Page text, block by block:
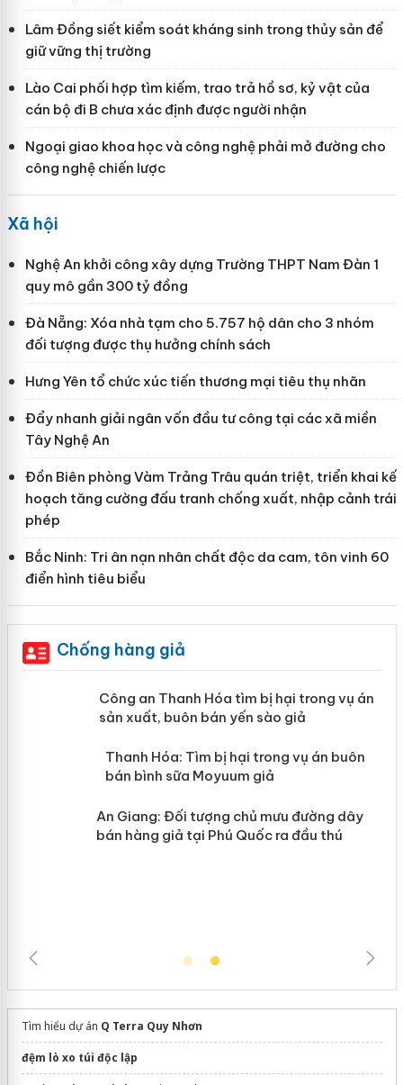
Lâm Đồng siết kiểm soát kháng sinh trong thủy sản để
giữ vững thị trường
Lào Cai phối hợp tìm kiếm, trao trả hồ sơ, kỷ vật của
cán bộ đi B chưa xác định được người nhận
Ngoại giao khoa học và công nghệ phải mở đường cho
công nghệ chiến lược
Xã hội
Nghệ An khởi công xây dựng Trường THPT Nam Đàn 1
quy mô gần 300 tỷ đồng
Đà Nẵng: Xóa nhà tạm cho 5.757 hộ dân cho 3 nhóm
đối tượng được thụ hưởng chính sách
Hưng Yên tổ chức xúc tiến thương mại tiêu thụ nhãn
Đẩy nhanh giải ngân vốn đầu tư công tại các xã miền
Tây Nghệ An
Đồn Biên phòng Vàm Trảng Trâu quán triệt, triển khai kế
hoạch tăng cường đấu tranh chống xuất, nhập cảnh trái
phép
Bắc Ninh: Tri ân nạn nhân chất độc da cam, tôn vinh 60
điển hình tiêu biểu
Chống hàng giả
Công an Thanh Hóa tìm bị hại trong
vụ án sản xuất, buôn bán yến sào giả
Thanh Hóa: Tìm bị hại trong vụ án
buôn bán bình sữa Moyuum giả
dây bán hàng giả tại Phú Quốc ra đầu